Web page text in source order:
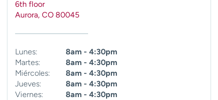
6th floor
Aurora, CO 80045
Lunes:
8am - 4:30pm
Martes:
8am - 4:30pm
Miércoles:
8am - 4:30pm
Jueves:
8am - 4:30pm
Viernes:
8am - 4:30pm